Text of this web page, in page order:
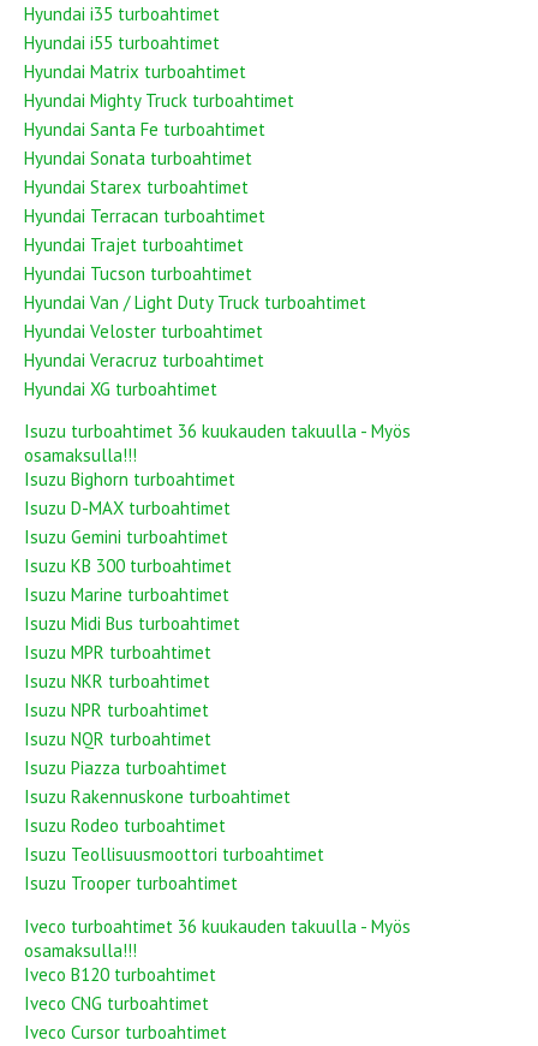
Hyundai i35 turboahtimet
Hyundai i55 turboahtimet
Hyundai Matrix turboahtimet
Hyundai Mighty Truck turboahtimet
Hyundai Santa Fe turboahtimet
Hyundai Sonata turboahtimet
Hyundai Starex turboahtimet
Hyundai Terracan turboahtimet
Hyundai Trajet turboahtimet
Hyundai Tucson turboahtimet
Hyundai Van / Light Duty Truck turboahtimet
Hyundai Veloster turboahtimet
Hyundai Veracruz turboahtimet
Hyundai XG turboahtimet
Isuzu turboahtimet 36 kuukauden takuulla - Myös
osamaksulla!!!
Isuzu Bighorn turboahtimet
Isuzu D-MAX turboahtimet
Isuzu Gemini turboahtimet
Isuzu KB 300 turboahtimet
Isuzu Marine turboahtimet
Isuzu Midi Bus turboahtimet
Isuzu MPR turboahtimet
Isuzu NKR turboahtimet
Isuzu NPR turboahtimet
Isuzu NQR turboahtimet
Isuzu Piazza turboahtimet
Isuzu Rakennuskone turboahtimet
Isuzu Rodeo turboahtimet
Isuzu Teollisuusmoottori turboahtimet
Isuzu Trooper turboahtimet
Iveco turboahtimet 36 kuukauden takuulla - Myös
osamaksulla!!!
Iveco B120 turboahtimet
Iveco CNG turboahtimet
Iveco Cursor turboahtimet